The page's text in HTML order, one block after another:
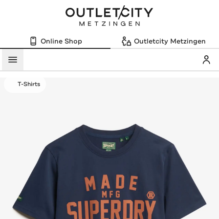
Online Shop Outletcity Metzingen
Menü
T-Shirts